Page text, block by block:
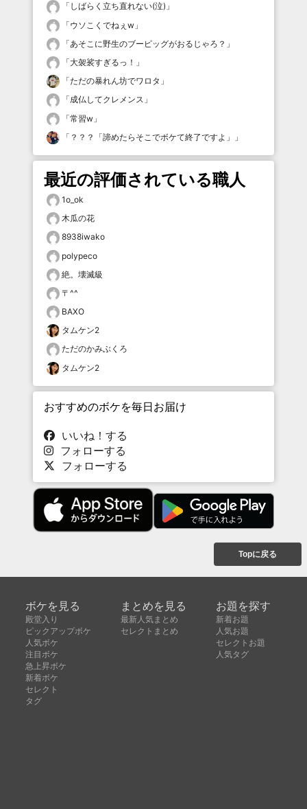
「 しばらく立ち直れない(泣) 」
「ウソこくでねぇw 」
「あそこに野生のブーピッグがおるじゃろ？ 」
「大袈裟すぎるっ！ 」
「ただの暴れん坊でワロタ 」
「成仏してクレメンス 」
「常習w 」
「 ？？？「諦めたらそこでボケて終了ですよ」 」
最近の評価されている職人
1o_ok
木瓜の花
8938iwako
polypeco
絶。壊滅級
〒^^
BAXO
タムケン2
ただのかみぶくろ
タムケン2
おすすめのボケを毎日お届け
いいね！する
フォローする
フォローする
Topに戻る
ボケを見る
殿堂入り
ピックアップボケ
人気ボケ
注目ボケ
急上昇ボケ
新着ボケ
セレクト
タグ
まとめを見る
最新人気まとめ
セレクトまとめ
お題を探す
新着お題
人気お題
セレクトお題
人気タグ